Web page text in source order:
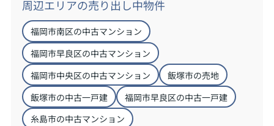
周辺エリアの売り出し中物件
福岡市南区の中古マンション
福岡市早良区の中古マンション
福岡市中央区の中古マンション
飯塚市の売地
飯塚市の中古一戸建
福岡市早良区の中古一戸建
糸島市の中古マンション